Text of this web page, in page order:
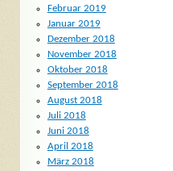
Februar 2019
Januar 2019
Dezember 2018
November 2018
Oktober 2018
September 2018
August 2018
Juli 2018
Juni 2018
April 2018
März 2018